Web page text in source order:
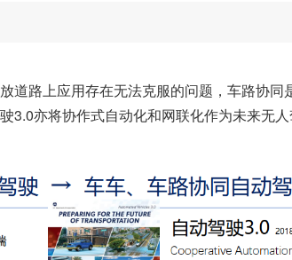
道路上应用存在无法克服的问题，车路协同
3.0亦将协作式自动化和网联化作为未来无